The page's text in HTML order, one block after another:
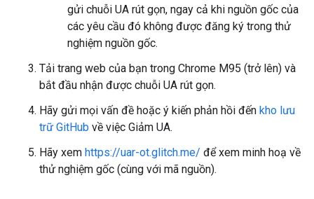
gửi chuỗi UA rút gọn, ngay cả khi nguồn gốc của
các yêu cầu đó không được đăng ký trong thử
nghiệm nguồn gốc.
Tải trang web của bạn trong Chrome M95 (trở lên) và
bắt đầu nhận được chuỗi UA rút gọn.
Hãy gửi mọi vấn đề hoặc ý kiến phản hồi đến kho lưu
trữ GitHub về việc Giảm UA.
Hãy xem https://uar-ot.glitch.me/ để xem minh hoạ về
thử nghiệm gốc (cùng với mã nguồn).